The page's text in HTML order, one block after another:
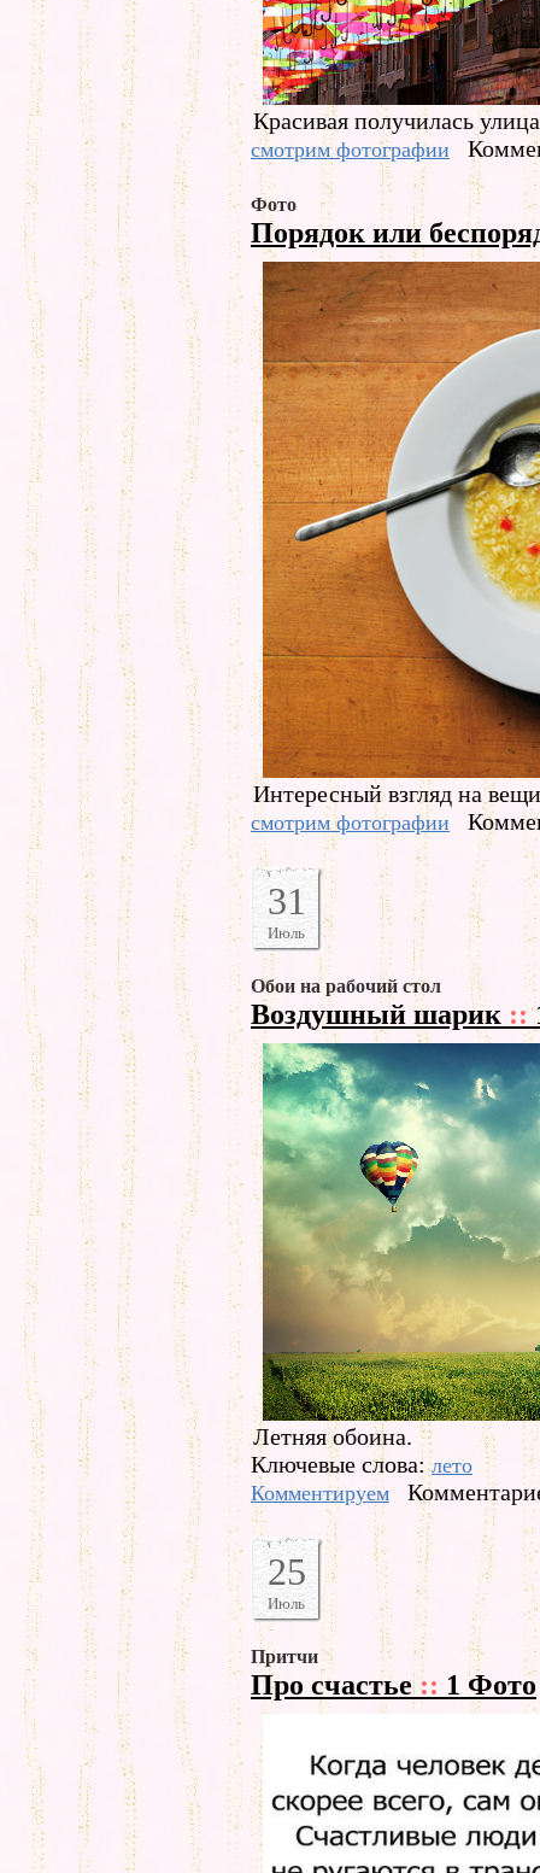
Красивая получилась
смотрим фотографии
Фото
Порядок или
Интересный взгляд на
смотрим фотографии
31
Июль
Обои на рабочий стол
Воздушный шарик ::
Летняя обоина.
Ключевые слова:лето
Комментируем
25
Июль
Притчи
Про счастье:: 1 Фото